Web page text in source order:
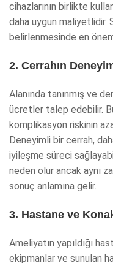
cihazlarının birlikte
daha uygun maliyetlidir.
belirlenmesinde en
2. Cerrahın
Alanında tanınmış ve
ücretler talep edebilir.
komplikasyon riskinin
Deneyimli bir cerrah,
iyileşme süreci
neden olur ancak aynı
sonuç anlamına gelir.
3. Hastane ve
Ameliyatın yapıldığı
ekipmanlar ve sunulan